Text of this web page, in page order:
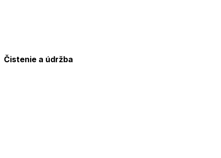
Čistenie a údržba